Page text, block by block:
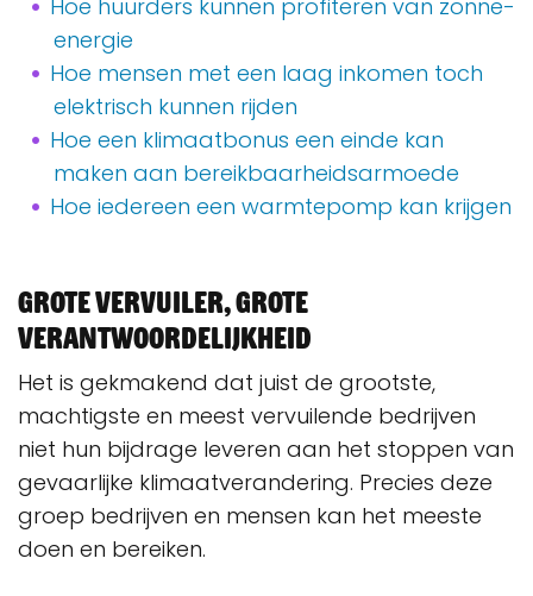
Hoe huurders kunnen profiteren van zonne-
energie
Hoe mensen met een laag inkomen toch
elektrisch kunnen rijden
Hoe een klimaatbonus een einde kan
maken aan bereikbaarheidsarmoede
Hoe iedereen een warmtepomp kan krijgen
Grote vervuiler, grote
verantwoordelijkheid
Het is gekmakend dat juist de grootste,
machtigste en meest vervuilende bedrijven
niet hun bijdrage leveren aan het stoppen van
gevaarlijke klimaatverandering. Precies deze
groep bedrijven en mensen kan het meeste
doen en bereiken.